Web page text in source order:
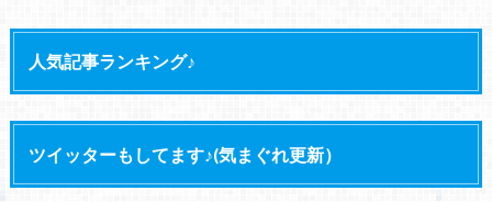
人気記事ランキング♪
ツイッターもしてます♪(気まぐれ更新）